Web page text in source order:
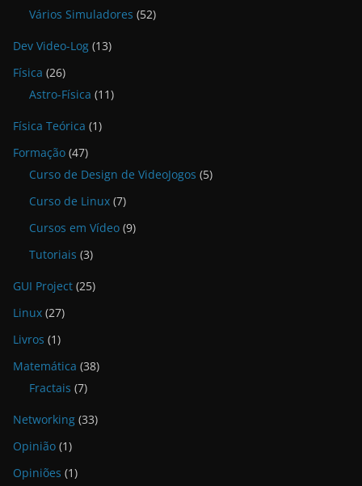
Vários Simuladores (52)
Dev Video-Log (13)
Física (26)
Astro-Física (11)
Física Teórica (1)
Formação (47)
Curso de Design de VideoJogos (5)
Curso de Linux (7)
Cursos em Vídeo (9)
Tutoriais (3)
GUI Project (25)
Linux (27)
Livros (1)
Matemática (38)
Fractais (7)
Networking (33)
Opinião (1)
Opiniões (1)